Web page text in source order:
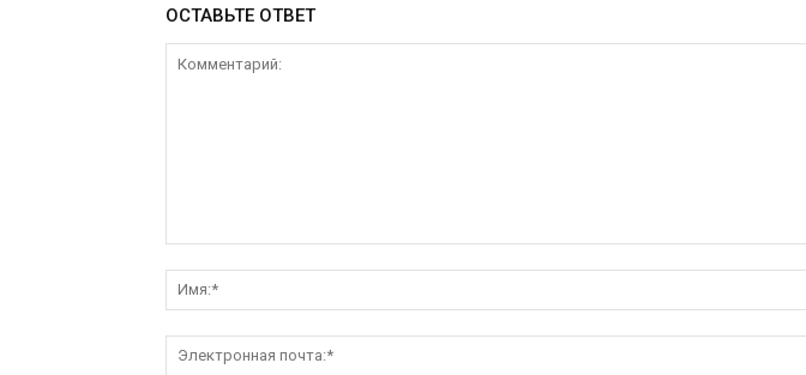
ОСТАВЬТЕ ОТВЕТ